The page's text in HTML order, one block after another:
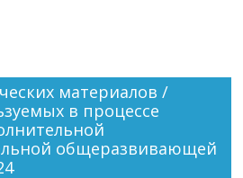
материалов /
в процессе
общеразвивающей